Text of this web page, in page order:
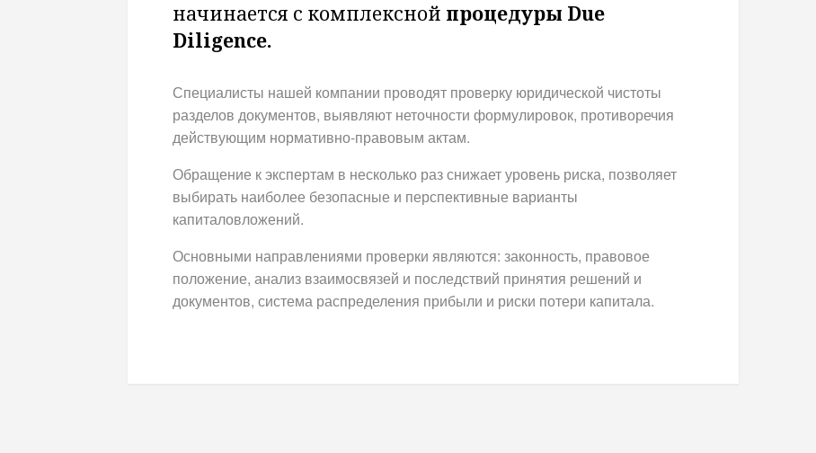
начинается с комплексной процедуры Due
Diligence.
Специалисты нашей компании проводят проверку юридической чистоты
разделов документов, выявляют неточности формулировок, противоречия
действующим нормативно-правовым актам.
Обращение к экспертам в несколько раз снижает уровень риска, позволяет
выбирать наиболее безопасные и перспективные варианты
капиталовложений.
Основными направлениями проверки являются: законность, правовое
положение, анализ взаимосвязей и последствий принятия решений и
документов, система распределения прибыли и риски потери капитала.